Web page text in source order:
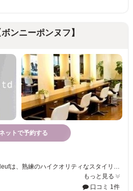
ンニーポンヌフ】
ネットで予約する
もっと見る
口コミ 1件